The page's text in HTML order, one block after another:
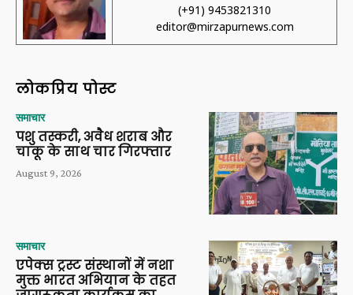
(+91) 9453821310
editor@mirzapurnews.com
लोकप्रिय पोस्ट
समाचार
पशु तस्करी, अवैध शराब और
चाकू के साथ चार गिरफ्तार
August 9, 2026
समाचार
एपेक्स ट्रस्ट संस्थानों में नशा
मुक्त भारत अभियान के तहत